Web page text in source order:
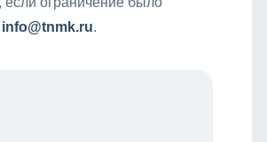
info@tnmk.ru.